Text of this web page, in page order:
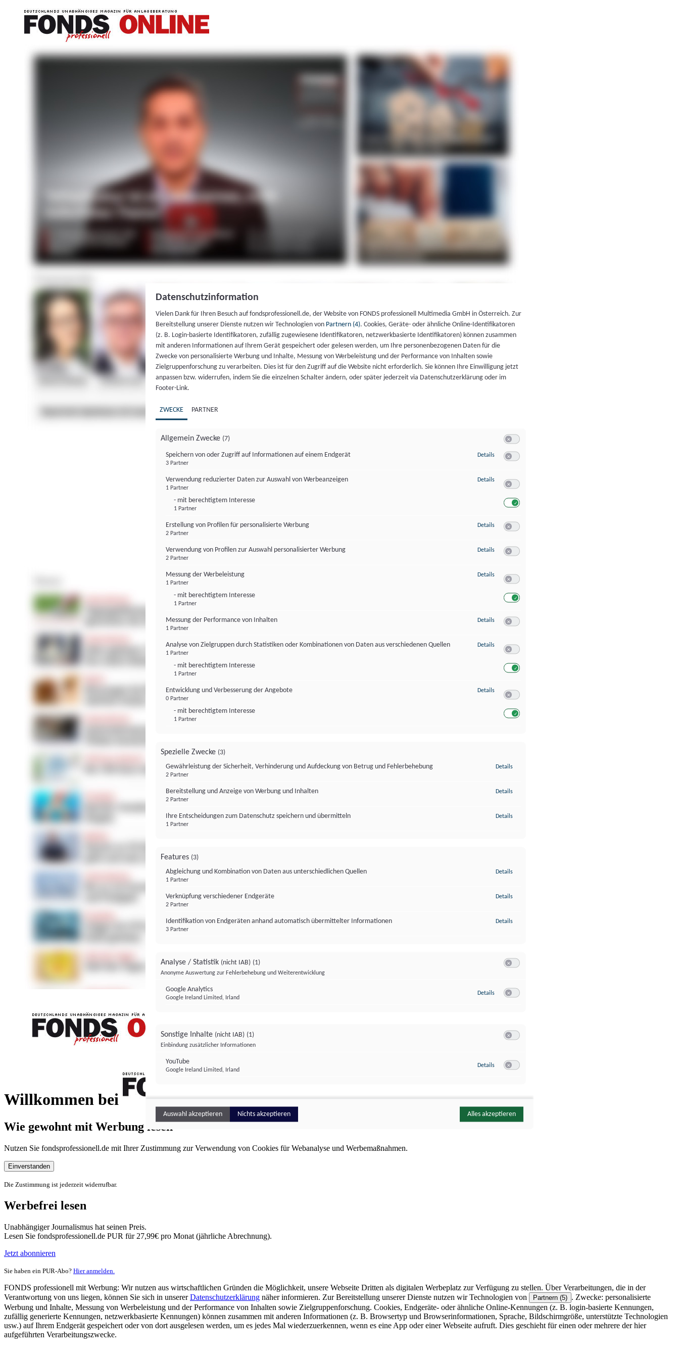
Willkommen bei
FONDS professionell
Wie gewohnt mit Werbung lesen
Nutzen Sie fondsprofessionell.de mit Ihrer Zustimmung zur Verwendung von Cookies für Webanalyse und Werbemaßnahmen.
Einverstanden
Die Zustimmung ist jederzeit widerrufbar.
Werbefrei lesen
Unabhängiger Journalismus hat seinen Preis.
Lesen Sie fondsprofessionell.de PUR für 27,99€ pro Monat (jährliche Abrechnung).
Jetzt abonnieren
Sie haben ein PUR-Abo? Hier anmelden.
FONDS professionell mit Werbung: Wir nutzen aus wirtschaftlichen Gründen die Möglichkeit, unsere Webseite Dritten als digitalen Werbeplatz zur Verfügung zu stellen. Über Verarbeitungen, die in der
Verantwortung von uns liegen, können Sie sich in unsererDatenschutzerklärung näher informieren. Zur Bereitstellung unserer Dienste nutzen wir Technologien von Partnern (5) . Zwecke: personalisierte
Werbung und Inhalte, Messung von Werbeleistung und der Performance von Inhalten sowie Zielgruppenforschung. Cookies, Endgeräte- oder ähnliche Online-Kennungen (z. B. login-basierte Kennungen,
zufällig generierte Kennungen, netzwerkbasierte Kennungen) können zusammen mit anderen Informationen (z. B. Browsertyp und Browserinformationen, Sprache, Bildschirmgröße, unterstützte Technologien
usw.) auf Ihrem Endgerät gespeichert oder von dort ausgelesen werden, um es jedes Mal wiederzuerkennen, wenn es eine App oder einer Webseite aufruft. Dies geschieht für einen oder mehrere der hier
aufgeführten Verarbeitungszwecke.
Datenschutzinformation
Vielen Dank für Ihren Besuch auf fondsprofessionell.de, der Website von FONDS professionell Multimedia GmbH in Österreich. Zur
Bereitstellung unserer Dienste nutzen wir Technologien von Partnern (4). Cookies, Geräte- oder ähnliche Online-Identifikatoren
(z. B. Login-basierte Identifikatoren, zufällig zugewiesene Identifikatoren, netzwerkbasierte Identifikatoren) können zusammen
mit anderen Informationen auf Ihrem Gerät gespeichert oder gelesen werden, um Ihre personenbezogenen Daten für die
Zwecke von personalisierte Werbung und Inhalte, Messung von Werbeleistung und der Performance von Inhalten sowie
Zielgruppenforschung zu verarbeiten. Dies ist für den Zugriff auf die Website nicht erforderlich. Sie können Ihre Einwilligung jetzt
anpassen bzw. widerrufen, indem Sie die einzelnen Schalter ändern, oder später jederzeit via Datenschutzerklärung oder im
Footer-Link.
ZWECKE PARTNER
Allgemein Zwecke (7)
Speichern von oder Zugriff auf Informationen auf einem Endgerät
3 Partner
Details zu Speichern von oder Zugriff auf Informationen auf einem Endgerät
Verwendung reduzierter Daten zur Auswahl von Werbeanzeigen
1 Partner
- mit berechtigtem Interesse
1 Partner
Details zu Verwendung reduzierter Daten zur Auswahl von Werbeanzeigen
Erstellung von Profilen für personalisierte Werbung
2 Partner
Details zu Erstellung von Profilen für personalisierte Werbung
Verwendung von Profilen zur Auswahl personalisierter Werbung
2 Partner
Details zu Verwendung von Profilen zur Auswahl personalisierter Werbung
Messung der Werbeleistung
1 Partner
- mit berechtigtem Interesse
1 Partner
Details zu Messung der Werbeleistung
Messung der Performance von Inhalten
1 Partner
Details zu Messung der Performance von Inhalten
Analyse von Zielgruppen durch Statistiken oder Kombinationen von Daten aus verschiedenen Quellen
1 Partner
- mit berechtigtem Interesse
1 Partner
Details zu Analyse von Zielgruppen durch Statistiken oder Kombinationen von
Entwicklung und Verbesserung der Angebote
0 Partner
- mit berechtigtem Interesse
1 Partner
Details zu Entwicklung und Verbesserung der Angebote
Spezielle Zwecke (3)
Gewährleistung der Sicherheit, Verhinderung und Aufdeckung von Betrug und Fehlerbehebung
2 Partner
Details
Bereitstellung und Anzeige von Werbung und Inhalten
2 Partner
Details
Ihre Entscheidungen zum Datenschutz speichern und übermitteln
1 Partner
Details
Features (3)
Abgleichung und Kombination von Daten aus unterschiedlichen Quellen
1 Partner
Details
Verknüpfung verschiedener Endgeräte
2 Partner
Details
Identifikation von Endgeräten anhand automatisch übermittelter Informationen
3 Partner
Details
Analyse / Statistik (nicht IAB) (1)
Anonyme Auswertung zur Fehlerbehebung und Weiterentwicklung
Google Analytics
Google Ireland Limited, Irland
Details zu Google Analytics
Sonstige Inhalte (nicht IAB) (1)
Einbindung zusätzlicher Informationen
YouTube
Google Ireland Limited, Irland
Details zu YouTube
Auswahl akzeptieren Nichts akzeptieren Alles akzeptieren